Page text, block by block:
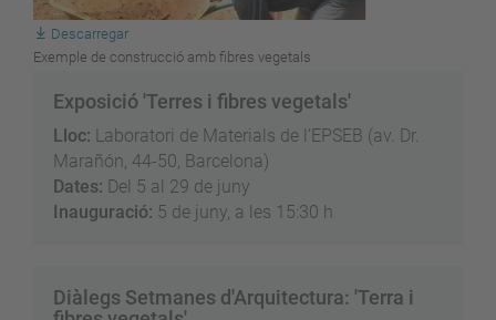
Descarregar
Exemple de construcció amb fibres vegetals
Exposició 'Terres i fibres vegetals'
Lloc: Laboratori de Materials de l’EPSEB (av. Dr.
Marañón, 44-50, Barcelona)
Dates: Del 5 al 29 de juny
Inauguració: 5 de juny, a les 15:30 h
Diàlegs Setmanes d'Arquitectura: 'Terra i